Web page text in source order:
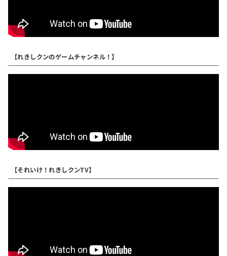
【れきしクンのゲームチャンネル！】
【それいけ！れきしクンTV】